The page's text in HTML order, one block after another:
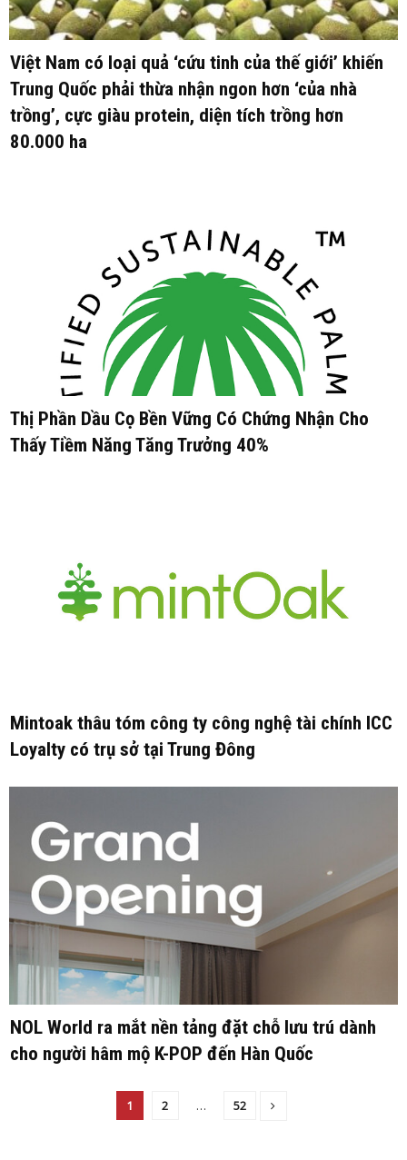
Việt Nam có loại quả ‘cứu tinh của thế giới’ khiến
Trung Quốc phải thừa nhận ngon hơn ‘của nhà
trồng’, cực giàu protein, diện tích trồng hơn
80.000 ha
Thị Phần Dầu Cọ Bền Vững Có Chứng Nhận Cho
Thấy Tiềm Năng Tăng Trưởng 40%
Mintoak thâu tóm công ty công nghệ tài chính ICC
Loyalty có trụ sở tại Trung Đông
NOL World ra mắt nền tảng đặt chỗ lưu trú dành
cho người hâm mộ K-POP đến Hàn Quốc
1 2 … 52